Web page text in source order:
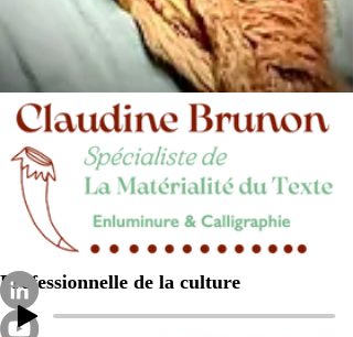
Professionnelle de la culture